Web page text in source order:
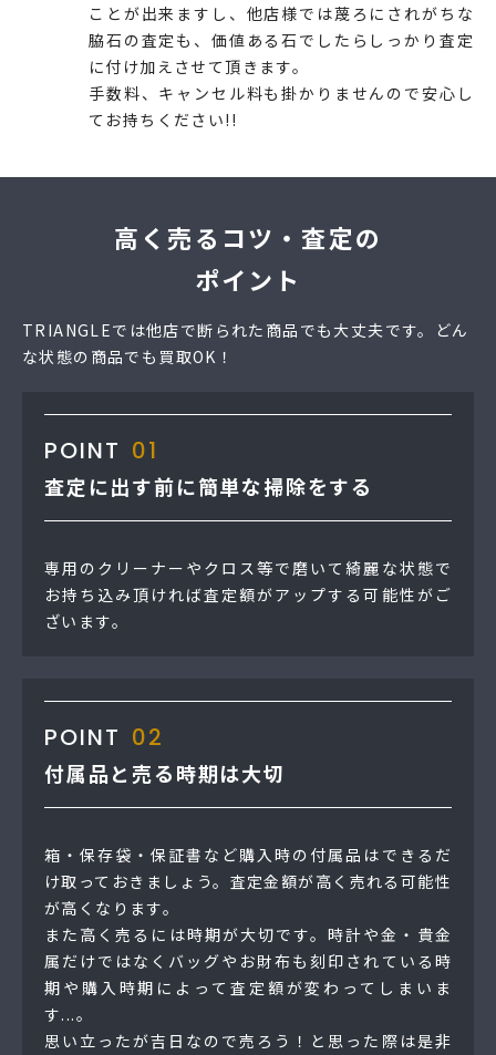
ことが出来ますし、他店様では蔑ろにされがちな
脇石の査定も、価値ある石でしたらしっかり査定
に付け加えさせて頂きます。
手数料、キャンセル料も掛かりませんので安心し
てお持ちください!!
高く売るコツ・査定の
ポイント
TRIANGLEでは他店で断られた商品でも大丈夫です。どん
な状態の商品でも買取OK！
POINT 01
査定に出す前に簡単な掃除をする
専用のクリーナーやクロス等で磨いて綺麗な状態で
お持ち込み頂ければ査定額がアップする可能性がご
ざいます。
POINT 02
付属品と売る時期は大切
箱・保存袋・保証書など購入時の付属品はできるだ
け取っておきましょう。査定金額が高く売れる可能性
が高くなります。
また高く売るには時期が大切です。時計や金・貴金
属だけではなくバッグやお財布も刻印されている時
期や購入時期によって査定額が変わってしまいま
す...。
思い立ったが吉日なので売ろう！と思った際は是非